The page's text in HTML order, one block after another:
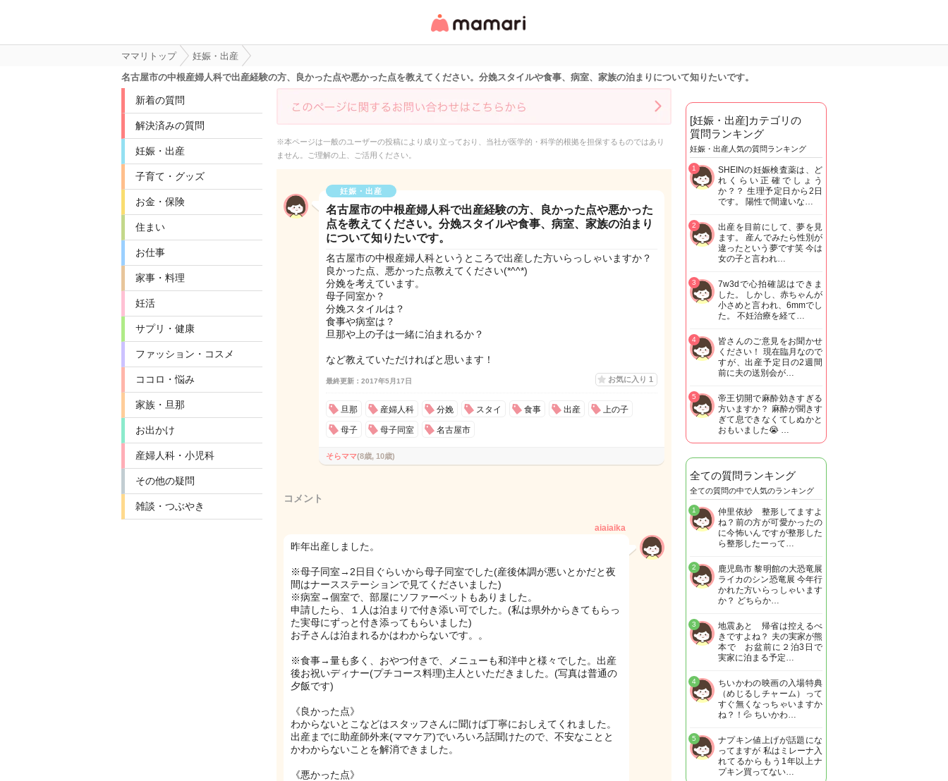
リ・情報サイト
ママリトップ
妊娠・出産
名古屋市の中根産婦人科で出産経験の方、良かった点や悪かった点を教えてください。分娩スタイルや食事、病室、家族の泊まりについて知りたいです。
新着の質問
解決済みの質問
妊娠・出産
子育て・グッズ
お金・保険
住まい
お仕事
家事・料理
妊活
サプリ・健康
ファッション・コスメ
ココロ・悩み
家族・旦那
お出かけ
産婦人科・小児科
その他の疑問
雑談・つぶやき
※本ページは一般のユーザーの投稿により成り立っており、当社が医学的・科学的根拠を担保するものではあり
ません。ご理解の上、ご活用ください。
妊娠・出産
名古屋市の中根産婦人科で出産経験の方、良かった点や悪かった
点を教えてください。分娩スタイルや食事、病室、家族の泊まり
について知りたいです。
名古屋市の中根産婦人科というところで出産した方いらっしゃいますか？
良かった点、悪かった点教えてください(*^^*)
分娩を考えています。
母子同室か？
分娩スタイルは？
食事や病室は？
旦那や上の子は一緒に泊まれるか？
など教えていただければと思います！
最終更新：2017年5月17日 お気に入り 1
旦那 産婦人科 分娩 スタイ 食事 出産 上の子
母子 母子同室 名古屋市
そらママ(8歳, 10歳)
コメント
aiaiaika
昨年出産しました。
※母子同室→2日目ぐらいから母子同室でした(産後体調が悪いとかだと夜
間はナースステーションで見てくださいました)
※病室→個室で、部屋にソファーベットもありました。
申請したら、１人は泊まりで付き添い可でした。(私は県外からきてもらっ
た実母にずっと付き添ってもらいました)
お子さんは泊まれるかはわからないです。。
※食事→量も多く、おやつ付きで、メニューも和洋中と様々でした。出産
後お祝いディナー(プチコース料理)主人といただきました。(写真は普通の
夕飯です)
《良かった点》
わからないとこなどはスタッフさんに聞けば丁寧におしえてくれました。
出産までに助産師外来(ママケア)でいろいろ話聞けたので、不安なことと
かわからないことを解消できました。
《悪かった点》
[妊娠・出産]カテゴリの
質問ランキング
妊娠・出産人気の質問ランキング
SHEINの妊娠検査薬は、ど
れくらい正確でしょう
か？？ 生理予定日から2日
です。 陽性で間違いな…
1
出産を目前にして、夢を見
ます。 産んでみたら性別が
違ったという夢です笑 今は
女の子と言われ…
2
7w3dで心拍確認はできま
した。 しかし、赤ちゃんが
小さめと言われ、6mmでし
た。 不妊治療を経て…
3
皆さんのご意見をお聞かせ
ください！ 現在臨月なので
すが、出産予定日の2週間
前に夫の送別会が…
4
帝王切開で麻酔効きすぎる
方いますか？ 麻酔が聞きす
ぎて息できなくてしぬかと
おもいました😭 …
5
全ての質問ランキング
全ての質問の中で人気のランキング
仲里依紗 整形してますよ
ね？前の方が可愛かったの
に今怖いんですが整形した
ら整形したーって…
1
鹿児島市 黎明館の大恐竜展
ライカのシン恐竜展 今年行
かれた方いらっしゃいます
か？ どちらか…
2
地震あと 帰省は控えるべ
きですよね？ 夫の実家が熊
本で お盆前に２泊3日で
実家に泊まる予定…
3
ちいかわの映画の入場特典
（めじるしチャーム）って
すぐ無くなっちゃいますか
ね？！💦 ちいかわ…
4
ナプキン値上げが話題にな
ってますが 私はミレーナ入
れてるからもう1年以上ナ
プキン買ってない…
5